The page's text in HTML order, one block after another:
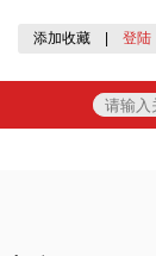
添加收藏 登陆